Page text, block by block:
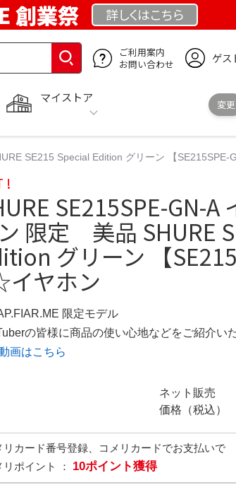
創業祭 詳しくはこちら
ご利用案内
お問い合わせ
ゲス
マイストア
変更
SE215 Special Edition グリーン 【
!
SE215SPE-GN-A
限定 美品 SHURE
グリーン 【
ヤホン
限定モデル
の皆様に商品の使い心地などをご紹介い
画はこちら
ネット販売
価格（税込）
リカード番号登録、コメリカードでお支払いで
リポイント ： 10ポイント獲得